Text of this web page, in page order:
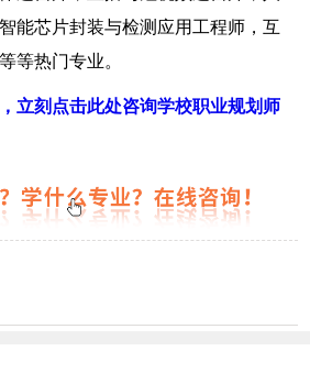
能芯片封装与检测应用工程师，互
等热门专业。
立刻点击此处咨询学校职业规划师